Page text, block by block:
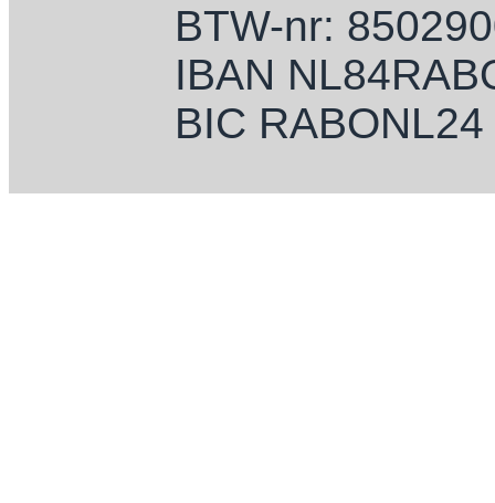
BTW-nr:
IBAN
BIC RABONL24